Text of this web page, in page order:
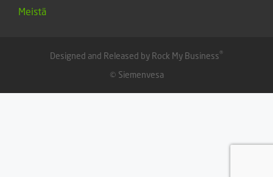
Meistä
Designed and Released by Rock My Business®
© Siemenvesa